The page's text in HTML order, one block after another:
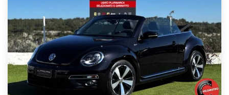
VENDI LA TUA AUTO
ASSISTENZA POST VENDITA
CONTATTI
di
tracciamento
che
adottiamo
per
offrire
le